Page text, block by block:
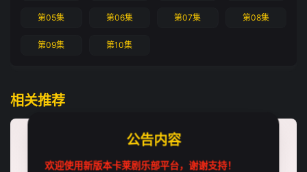
第05集 第06集 第07集 第08集
第09集 第10集
相关推荐
公告内容
欢迎使用新版本卡莱剧乐部平台，谢谢支持！